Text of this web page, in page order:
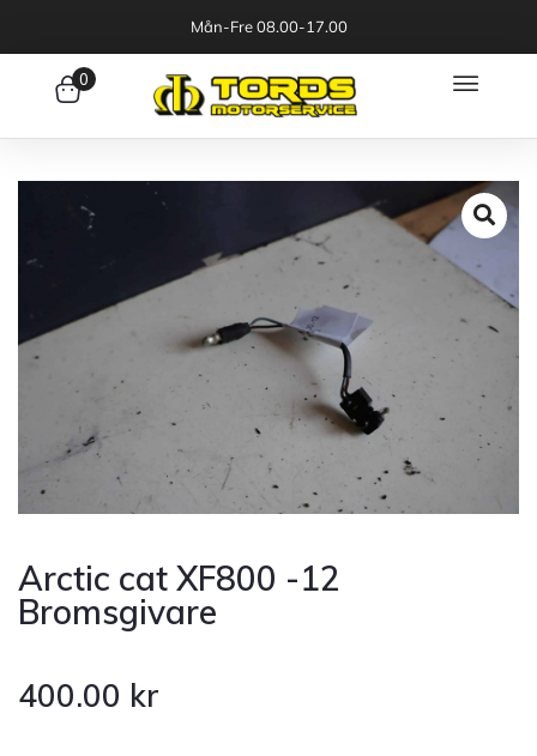
Mån-Fre 08.00-17.00
0
Arctic cat XF800 -12
Bromsgivare
400.00 kr